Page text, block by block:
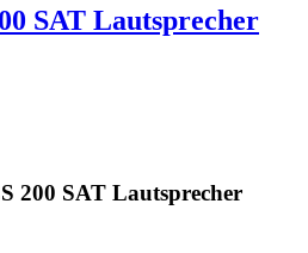
SAT Lautsprecher
200 SAT Lautsprecher